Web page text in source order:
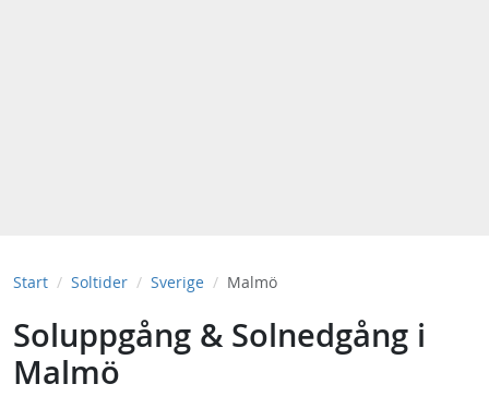
Start Soltider Sverige Malmö
Soluppgång & Solnedgång i
Malmö